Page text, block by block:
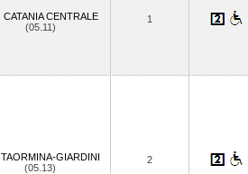
CATANIA CENTRALE
(05.11)
1
TAORMINA-GIARDINI
(05.13)
2